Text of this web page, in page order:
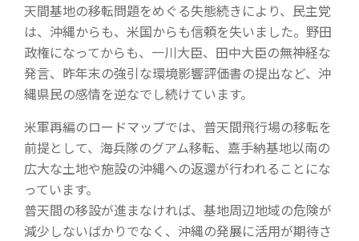
天間基地の移転問題をめぐる失態続きにより、民主党
は、沖縄からも、米国からも信頼を失いました。野田
政権になってからも、一川大臣、田中大臣の無神経な
発言、昨年末の強引な環境影響評価書の提出など、沖
縄県民の感情を逆なでし続けています。
米軍再編のロードマップでは、普天間飛行場の移転を
前提として、海兵隊のグアム移転、嘉手納基地以南の
広大な土地や施設の沖縄への返還が行われることにな
っています。
普天間の移設が進まなければ、基地周辺地域の危険が
減少しないばかりでなく、沖縄の発展に活用が期待さ